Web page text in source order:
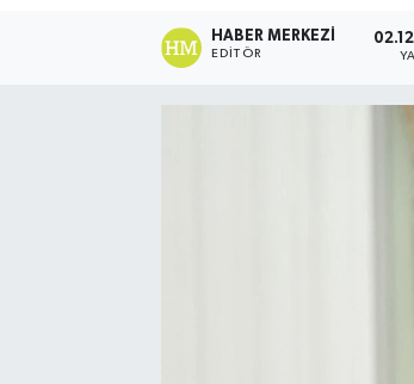
HABER MERKEZI
EDITÖR